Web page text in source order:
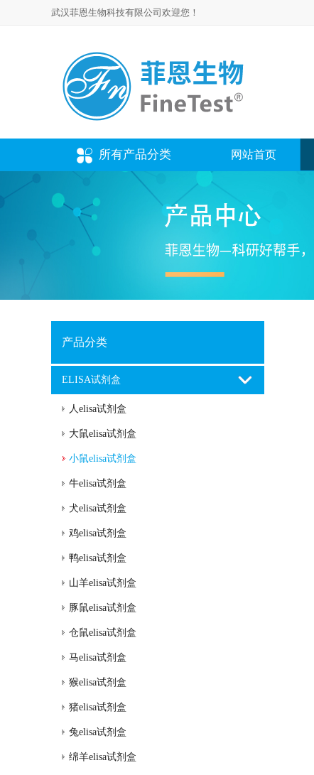
武汉菲恩生物科技有限公司欢迎您！
所有产品分类 网站首页
产品分类
ELISA试剂盒
人elisa试剂盒
大鼠elisa试剂盒
小鼠elisa试剂盒
牛elisa试剂盒
犬elisa试剂盒
鸡elisa试剂盒
鸭elisa试剂盒
山羊elisa试剂盒
豚鼠elisa试剂盒
仓鼠elisa试剂盒
马elisa试剂盒
猴elisa试剂盒
猪elisa试剂盒
兔elisa试剂盒
绵羊elisa试剂盒